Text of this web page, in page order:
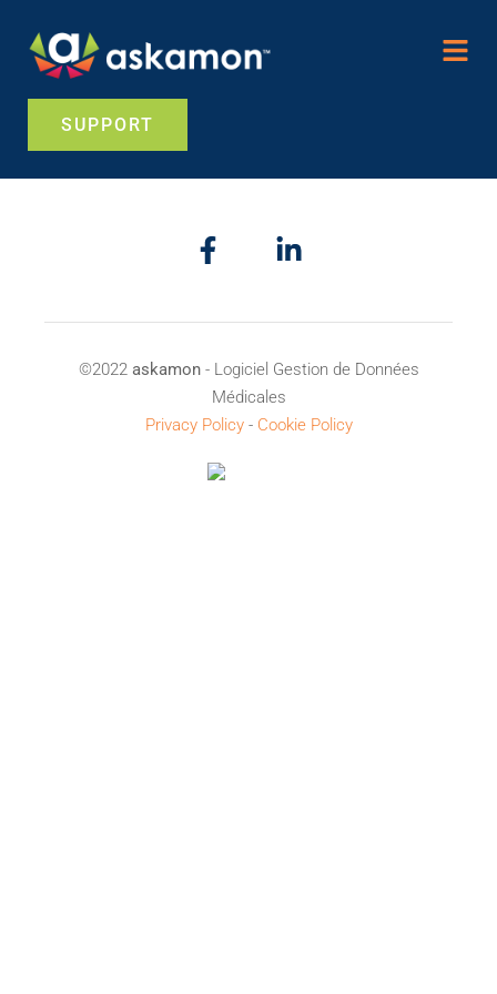
SUPPORT
©2022 askamon- Logiciel Gestion de Données
Médicales
Privacy Policy- Cookie Policy